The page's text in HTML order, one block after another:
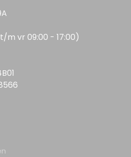
m vr 09:00 - 17:00)